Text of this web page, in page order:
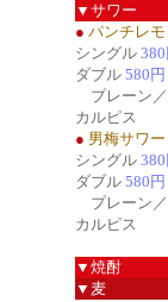
▼サワー
● パンチレ
シングル
ダブル 580円
プレーン／
カルピス
● 男梅サワー
シングル
ダブル 580円
プレーン／
カルピス
▼焼酎
▼麦